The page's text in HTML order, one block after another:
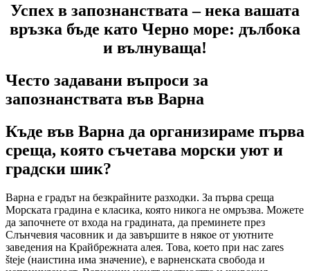
Успех в запознанствата – нека вашата
връзка бъде като Черно море: дълбока
и вълнуваща!
Често задавани въпроси за
запознанствата във Варна
Къде във Варна да организираме първа
среща, която съчетава морски уют и
градски шик?
Варна е градът на безкрайните разходки. За първа среща
Морската градина е класика, която никога не омръзва. Можете
да започнете от входа на градината, да преминете през
Слънчевия часовник и да завършите в някое от уютните
заведения на Крайбрежната алея. Това, което при нас zares
šteje (наистина има значение), е варненската свобода и